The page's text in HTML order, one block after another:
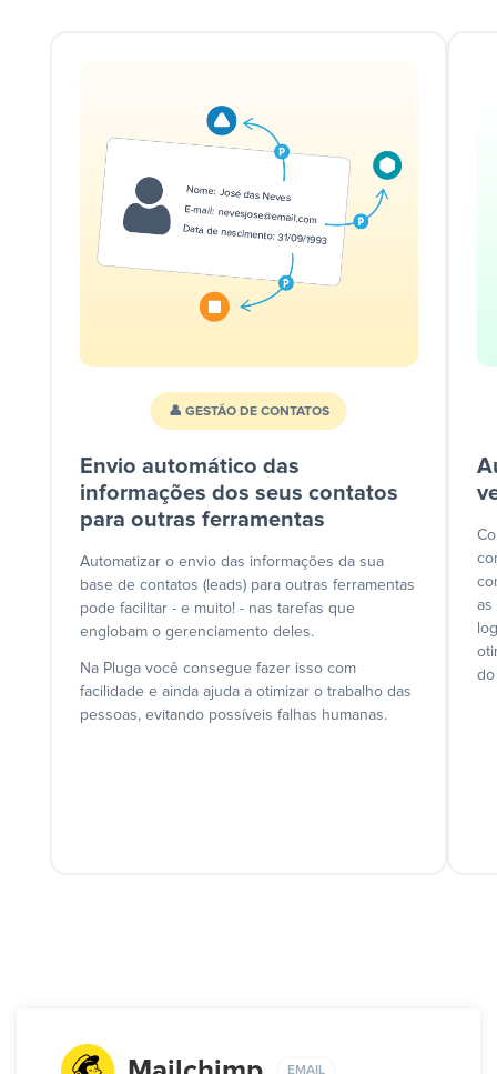
👤 GESTÃO DE CONTATOS
Envio automático das
informações dos seus contatos
para outras ferramentas
Automatizar o envio das informações da sua
base de contatos (leads) para outras ferramentas
pode facilitar - e muito! - nas tarefas que
englobam o gerenciamento deles.
Na Pluga você consegue fazer isso com
facilidade e ainda ajuda a otimizar o trabalho das
pessoas, evitando possíveis falhas humanas.
as
do
EMAIL